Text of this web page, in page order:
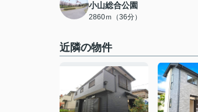
小山総合公園
2860ｍ（36分）
近隣の物件